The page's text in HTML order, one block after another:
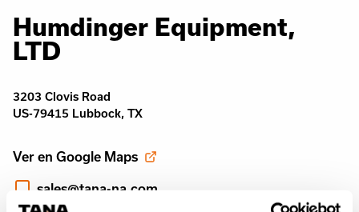
Humdinger Equipment,
LTD
3203 Clovis Road
US-79415 Lubbock, TX
Ver en Google Maps
sales@tana-na.com